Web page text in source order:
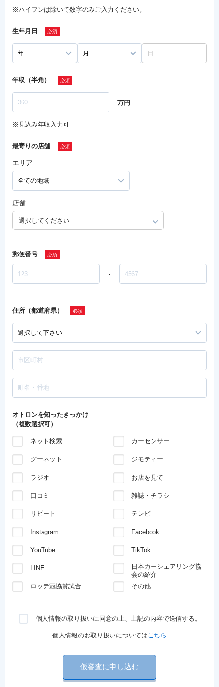
※ハイフンは除いて数字のみご入力ください。
生年月日
年収（半角）
万円
※見込み年収入力可
最寄りの店舗
エリア
店舗
選択してください
郵便番号
-
住所（都道府県）
オトロンを知ったきっかけ
（複数選択可）
ネット検索 カーセンサー
グーネット ジモティー
ラジオ お店を見て
口コミ 雑誌・チラシ
リピート テレビ
Instagram Facebook
YouTube TikTok
LINE
日本カーシェアリング協
会の紹介
ロッテ冠協賛試合
その他
個人情報の取り扱いに同意の上、上記の内容で送信する。
個人情報のお取り扱いについてはこちら
仮審査に申し込む